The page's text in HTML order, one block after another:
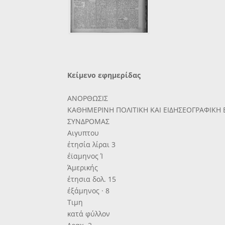
Κείμενο εφημερίδας
ΑΝΟΡΘΩΣΙΣ
ΚΑΘΗΜΕΡΙΝΗ ΠΟΛΙΤΙΚΗ ΚΑΙ ΕΙΔΗΣΕΟΓΡΑΦΙΚΗ
ΣΥΝΔΡΟΜΑΣ
Αιγυπτου
έτησία λίραι 3
έϊαμηνος Ί
Άμερικής
έτησια δολ. 15
έξάμηνος · 8
Τιμη
κατά φύλλον